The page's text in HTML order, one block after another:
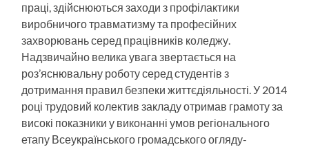
праці, здійснюються заходи з профілактики
виробничого травматизму та професійних
захворювань серед працівників коледжу.
Надзвичайно велика увага звертається на
роз’яснювальну роботу серед студентів з
дотримання правил безпеки життєдіяльності. У 2014
році трудовий колектив закладу отримав грамоту за
високі показники у виконанні умов регіонального
етапу Всеукраїнського громадського огляду-